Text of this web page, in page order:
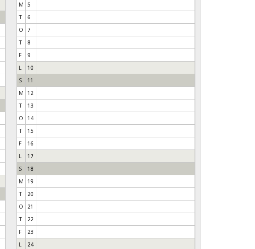
M 5
T
6
O
7
T
8
F
9
L
10
S
11
M 12
T
13
O
14
T
15
F
16
L
17
S
18
M 19
T
20
O
21
T
22
F
23
L
24